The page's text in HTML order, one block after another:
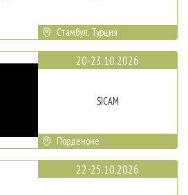
Стамбул, Турция
20-23.10.2026
SICAM
Порденоне
22-25.10.2026